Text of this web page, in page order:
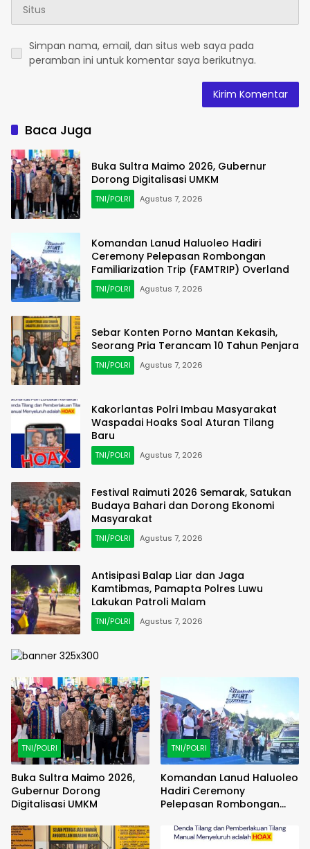
Simpan nama, email, dan situs web saya pada
peramban ini untuk komentar saya berikutnya.
Baca Juga
Buka Sultra Maimo 2026, Gubernur
Dorong Digitalisasi UMKM
TNI/POLRI Agustus 7, 2026
Komandan Lanud Haluoleo Hadiri
Ceremony Pelepasan Rombongan
Familiarization Trip (FAMTRIP) Overland
TNI/POLRI Agustus 7, 2026
Sebar Konten Porno Mantan Kekasih,
Seorang Pria Terancam 10 Tahun Penjara
TNI/POLRI Agustus 7, 2026
Kakorlantas Polri Imbau Masyarakat
Waspadai Hoaks Soal Aturan Tilang
Baru
TNI/POLRI Agustus 7, 2026
Festival Raimuti 2026 Semarak, Satukan
Budaya Bahari dan Dorong Ekonomi
Masyarakat
TNI/POLRI Agustus 7, 2026
Antisipasi Balap Liar dan Jaga
Kamtibmas, Pamapta Polres Luwu
Lakukan Patroli Malam
TNI/POLRI Agustus 7, 2026
TNI/POLRI
Buka Sultra Maimo 2026,
Gubernur Dorong
Digitalisasi UMKM
TNI/POLRI
Komandan Lanud Haluoleo
Hadiri Ceremony
Pelepasan Rombongan
(FAMTRIP) Overland